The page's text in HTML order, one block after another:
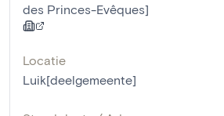
des Princes-Evêques]
Locatie
Luik[deelgemeente]